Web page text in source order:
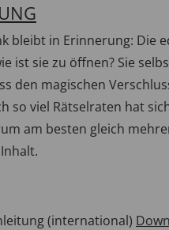
bleibt in Erinnerung: Die
ist sie zu öffnen? Sie
den magischen
so viel Rätselraten hat
am besten gleich
(international)